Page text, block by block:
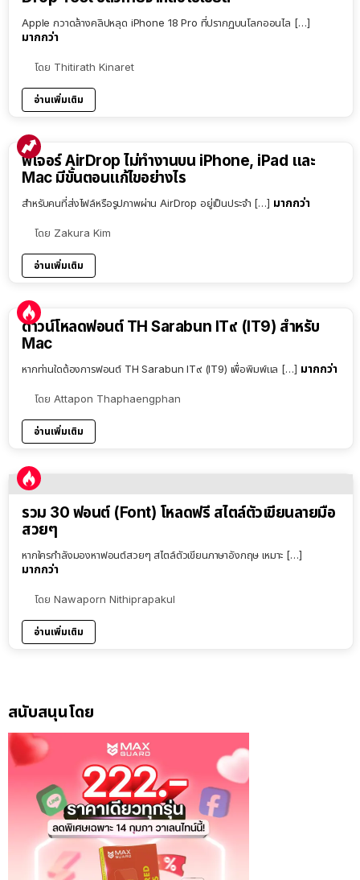
Apple กวาดล้างคลิปหลุด iPhone 18 Pro ที่ปรากฏบนโลกออนไล […]
มากกว่า
โดย Thitirath Kinaret
อ่านเพิ่มเติม
ฟีเจอร์ AirDrop ไม่ทำงานบน iPhone, iPad และ
Mac มีขั้นตอนแก้ไขอย่างไร
สำหรับคนที่ส่งไฟล์หรือรูปภาพผ่าน AirDrop อยู่เป็นประจำ […] มากกว่า
โดย Zakura Kim
อ่านเพิ่มเติม
ดาวน์โหลดฟอนต์ TH Sarabun IT๙ (IT9) สำหรับ
Mac
หากท่านใดต้องการฟอนต์ TH Sarabun IT๙ (IT9) เพื่อพิมพ์แล […] มากกว่า
โดย Attapon Thaphaengphan
อ่านเพิ่มเติม
รวม 30 ฟอนต์ (Font) โหลดฟรี สไตล์ตัวเขียนลายมือ
สวยๆ
หากใครกำลังมองหาฟอนต์สวยๆ สไตล์ตัวเขียนภาษาอังกฤษ เหมาะ […]
มากกว่า
โดย Nawaporn Nithiprapakul
อ่านเพิ่มเติม
สนับสนุนโดย